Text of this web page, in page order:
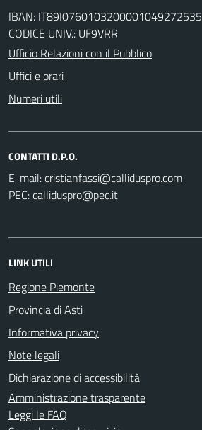
IBAN: IT89I0760103200001049272535
CODICE UNIV.: UF9VRR
Ufficio Relazioni con il Pubblico
Uffici e orari
Numeri utili
CONTATTI D.P.O.
E-mail:
PEC:
LINK UTILI
Regione Piemonte
Provincia di Asti
Informativa privacy
Note legali
Dichiarazione di accessibilità
Amministrazione trasparente
Leggi le FAQ